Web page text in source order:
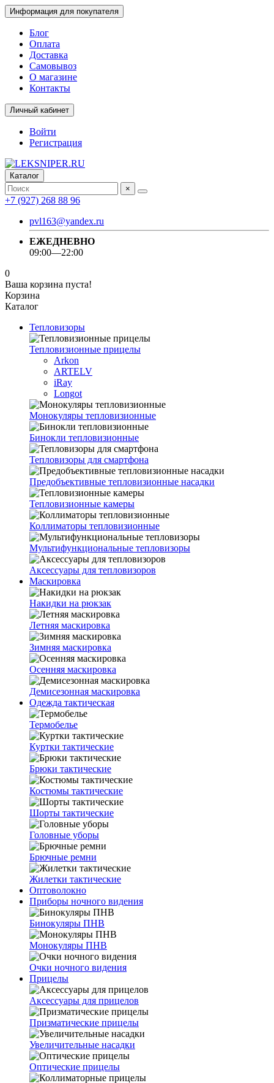
Информация для покупателя
Блог
Оплата
Доставка
Самовывоз
О магазине
Контакты
Личный кабинет
Войти
Регистрация
Каталог
×
+7 (927) 268 88 96
pvl163@yandex.ru
ЕЖЕДНЕВНО
09:00—22:00
0
Ваша корзина пуста!
Корзина
Каталог
Тепловизоры
Тепловизионные прицелы
Arkon
ARTELV
iRay
Longot
Монокуляры тепловизионные
Бинокли тепловизионные
Тепловизоры для смартфона
Предобъективные тепловизионные насадки
Тепловизионные камеры
Коллиматоры тепловизионные
Мультифункциональные тепловизоры
Аксессуары для тепловизоров
Маскировка
Накидки на рюкзак
Летняя маскировка
Зимняя маскировка
Осенняя маскировка
Демисезонная маскировка
Одежда тактическая
Термобелье
Куртки тактические
Брюки тактические
Костюмы тактические
Шорты тактические
Головные уборы
Брючные ремни
Жилетки тактические
Оптоволокно
Приборы ночного видения
Бинокуляры ПНВ
Монокуляры ПНВ
Очки ночного видения
Прицелы
Аксессуары для прицелов
Призматические прицелы
Увеличительные насадки
Оптические прицелы